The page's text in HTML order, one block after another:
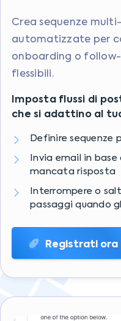
Crea sequenze
automatizzate per
onboarding o
flessibili.
Imposta flussi di
che si adattino al
Definire sequenze
Invia email in
mancata risposta
Interrompere o
passaggi quando
Registrati ora